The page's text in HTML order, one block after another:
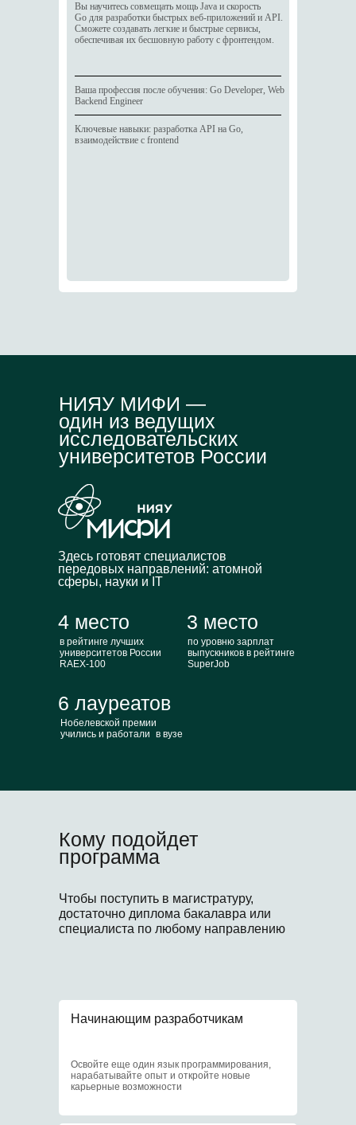
Вы научитесь совмещать мощь Java и скорость
Go для разработки быстрых веб-приложений и API.
Сможете создавать легкие и быстрые сервисы,
обеспечивая их бесшовную работу с фронтендом.
Ваша профессия после обучения: Go Developer, Web
Backend Engineer
Ключевые навыки: разработка API на Go,
взаимодействие с frontend
НИЯУ МИФИ —
один из ведущих
исследовательских
университетов России
Здесь готовят специалистов
передовых направлений: атомной
сферы, науки и IT
Нобелевской премии
учились и работали в вузе
6 лауреатов
в рейтинге лучших
университетов России
RAEX-100
4 место
по уровню зарплат
выпускников в рейтинге
SuperJob
3 место
Кому подойдет
программа
Чтобы поступить в магистратуру,
достаточно диплома бакалавра или
специалиста по любому направлению
Начинающим разработчикам
Освойте еще один язык программирования,
нарабатывайте опыт и откройте новые
карьерные возможности
Что еще?
Бонусы очных студентов
Образовательный
кредит под 3%